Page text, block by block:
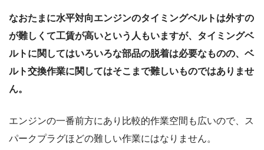
なおたまに水平対向エンジンのタイミングベルトは外すの
が難しくて工賃が高いという人もいますが、タイミングベ
ルトに関してはいろいろな部品の脱着は必要なものの、ベ
ルト交換作業に関してはそこまで難しいものではありませ
ん。
エンジンの一番前方にあり比較的作業空間も広いので、ス
パークプラグほどの難しい作業にはなりません。